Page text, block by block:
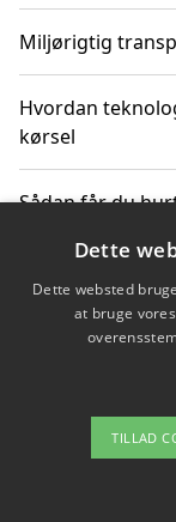
Miljørigtig
Hvordan
kørsel
Sådan får du
Sådan lærer du
Gentofte
Om
Dette
Dette websted
at bruge
TILLAD